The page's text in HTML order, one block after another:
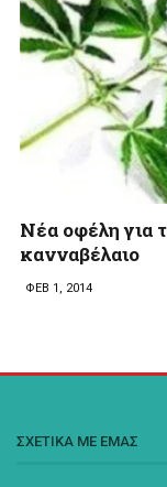
Νέα οφέλη για
κανναβέλαιο
ΦΕΒ 1, 2014
ΣΧΕΤΙΚΑ ΜΕ ΕΜΑΣ